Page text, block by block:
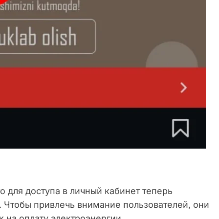
доступа в личный кабинет теперь
привлечь внимание пользователей, они